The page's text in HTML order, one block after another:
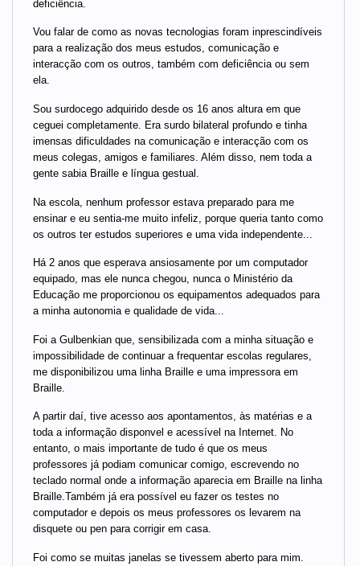
deficiência.
Vou falar de como as novas tecnologias foram inprescindíveis
para a realização dos meus estudos, comunicação e
interacção com os outros, também com deficiência ou sem
ela.
Sou surdocego adquirido desde os 16 anos altura em que
ceguei completamente. Era surdo bilateral profundo e tinha
imensas dificuldades na comunicação e interacção com os
meus colegas, amigos e familiares. Além disso, nem toda a
gente sabia Braille e língua gestual.
Na escola, nenhum professor estava preparado para me
ensinar e eu sentia-me muito infeliz, porque queria tanto como
os outros ter estudos superiores e uma vida independente...
Há 2 anos que esperava ansiosamente por um computador
equipado, mas ele nunca chegou, nunca o Ministério da
Educação me proporcionou os equipamentos adequados para
a minha autonomia e qualidade de vida...
Foi a Gulbenkian que, sensibilizada com a minha situação e
impossibilidade de continuar a frequentar escolas regulares,
me disponibilizou uma linha Braille e uma impressora em
Braille.
A partir daí, tive acesso aos apontamentos, às matérias e a
toda a informação disponvel e acessível na Internet. No
entanto, o mais importante de tudo é que os meus
professores já podiam comunicar comigo, escrevendo no
teclado normal onde a informação aparecia em Braille na linha
Braille.Também já era possível eu fazer os testes no
computador e depois os meus professores os levarem na
disquete ou pen para corrigir em casa.
Foi como se muitas janelas se tivessem aberto para mim.